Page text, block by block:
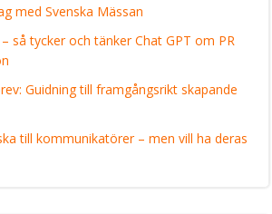
med Svenska Mässan
så tycker och tänker Chat GPT om PR
Guidning till framgångsrikt skapande
till kommunikatörer – men vill ha deras